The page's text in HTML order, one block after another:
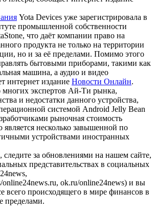
Yota Devices уже зарегистрировала в
промышленной собственности
что даёт компании право на
продукта не только на территории
но и за её пределами. Помимо этого
бытовыми приборами, такими как
машина, а аудио и видео
интернет издание Новости Онлайн.
экспертов Ай-Ти рынка,
и недостатки данного устройства,
системой Android Jelly Bean
рыночная стоимость
является несколько завышенной по
устройствами иностранных
следите за обновлениями на нашем сайте,
представительствах в социальных
online24news.ru, ok.ru/online24news) и вы
всего происходящего в мире финансов в
пределами.